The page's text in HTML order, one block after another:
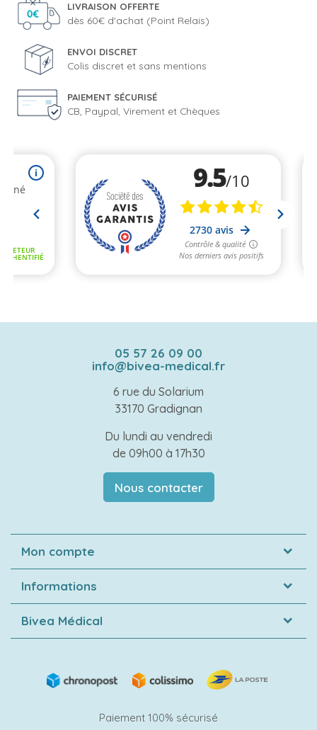
LIVRAISON OFFERTE
dès 60€ d'achat (Point Relais)
ENVOI DISCRET
Colis discret et sans mentions
PAIEMENT SÉCURISÉ
CB, Paypal, Virement et Chèques
05 57 26 09 00
info@bivea-medical.fr
6 rue du Solarium
33170 Gradignan
Du lundi au vendredi
de 09h00 à 17h30
Nous contacter
Mon compte
Informations
Bivea Médical
Paiement 100% sécurisé